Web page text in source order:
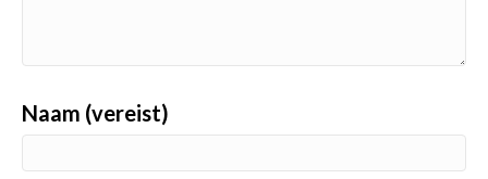
Naam (vereist)